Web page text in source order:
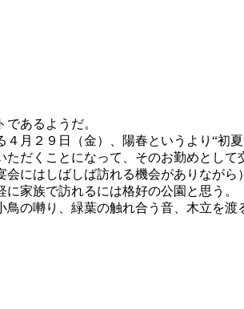
あるようだ。
月２９日（金）、陽春というより“初
だくことになって、そのお勤めとし
にはしばしば訪れる機会がありなが
家族で訪れるには格好の公園と思う。
の囀り、緑葉の触れ合う音、木立を